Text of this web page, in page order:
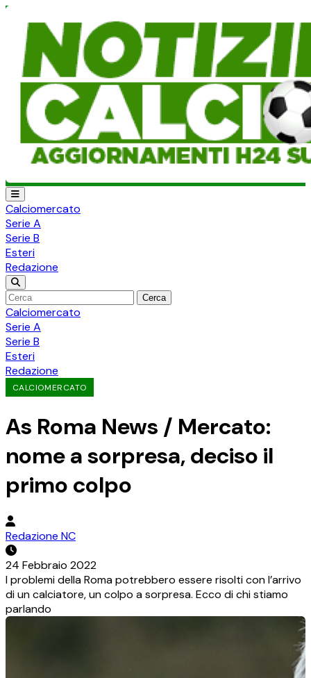
Calciomercato
Serie A
Serie B
Esteri
Redazione
Cerca
Calciomercato
Serie A
Serie B
Esteri
Redazione
CALCIOMERCATO
As Roma News / Mercato:
nome a sorpresa, deciso il
primo colpo
Redazione NC
24 Febbraio 2022
I problemi della Roma potrebbero essere risolti con l’arrivo
di un calciatore, un colpo a sorpresa. Ecco di chi stiamo
parlando